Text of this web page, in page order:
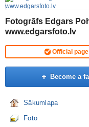
Fotogrāfs Edgars
www.edgarsfoto.lv
Official page
Become a
Sākumlapa
Foto